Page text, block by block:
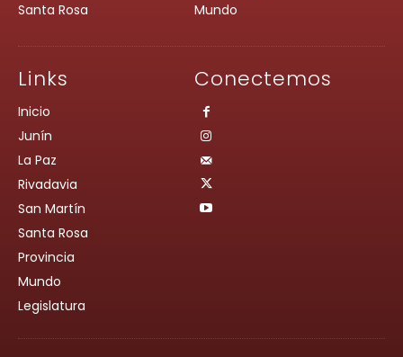
Santa Rosa
Mundo
Links
Inicio
Junín
La Paz
Rivadavia
San Martín
Santa Rosa
Provincia
Mundo
Legislatura
Conectemos